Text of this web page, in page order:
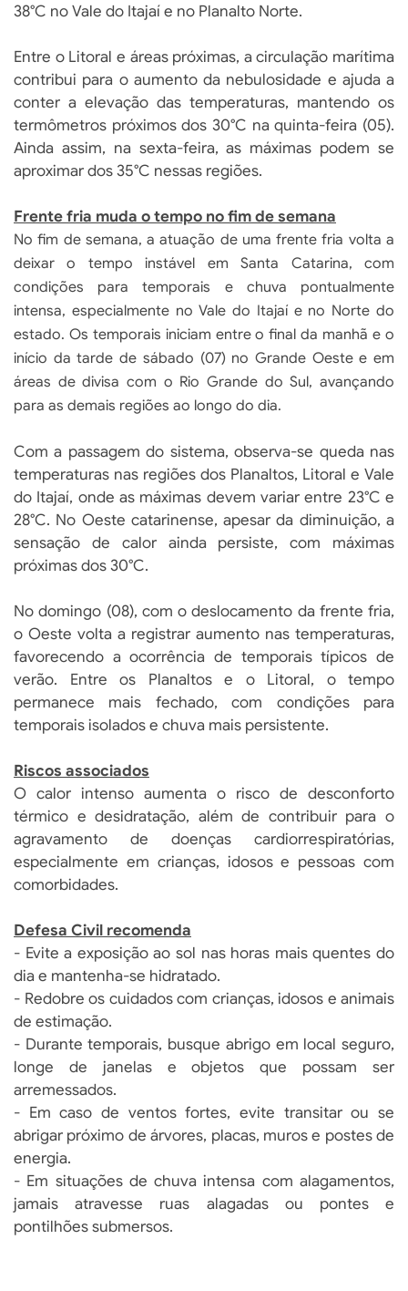
38°C no Vale do Itajaí e no Planalto Norte.
Entre o Litoral e áreas próximas, a circulação marítima
contribui para o aumento da nebulosidade e ajuda a
conter a elevação das temperaturas, mantendo os
termômetros próximos dos 30°C na quinta-feira (05).
Ainda assim, na sexta-feira, as máximas podem se
aproximar dos 35°C nessas regiões.
Frente fria muda o tempo no fim de semana
No fim de semana, a atuação de uma frente fria volta a
deixar o tempo instável em Santa Catarina, com
condições para temporais e chuva pontualmente
intensa, especialmente no Vale do Itajaí e no Norte do
estado. Os temporais iniciam entre o final da manhã e o
início da tarde de sábado (07) no Grande Oeste e em
áreas de divisa com o Rio Grande do Sul, avançando
para as demais regiões ao longo do dia.
Com a passagem do sistema, observa-se queda nas
temperaturas nas regiões dos Planaltos, Litoral e Vale
do Itajaí, onde as máximas devem variar entre 23°C e
28°C. No Oeste catarinense, apesar da diminuição, a
sensação de calor ainda persiste, com máximas
próximas dos 30°C.
No domingo (08), com o deslocamento da frente fria,
o Oeste volta a registrar aumento nas temperaturas,
favorecendo a ocorrência de temporais típicos de
verão. Entre os Planaltos e o Litoral, o tempo
permanece mais fechado, com condições para
temporais isolados e chuva mais persistente.
Riscos associados
O calor intenso aumenta o risco de desconforto
térmico e desidratação, além de contribuir para o
agravamento de doenças cardiorrespiratórias,
especialmente em crianças, idosos e pessoas com
comorbidades.
Defesa Civil recomenda
- Evite a exposição ao sol nas horas mais quentes do
dia e mantenha-se hidratado.
- Redobre os cuidados com crianças, idosos e animais
de estimação.
- Durante temporais, busque abrigo em local seguro,
longe de janelas e objetos que possam ser
arremessados.
- Em caso de ventos fortes, evite transitar ou se
abrigar próximo de árvores, placas, muros e postes de
energia.
- Em situações de chuva intensa com alagamentos,
jamais atravesse ruas alagadas ou pontes e
pontilhões submersos.